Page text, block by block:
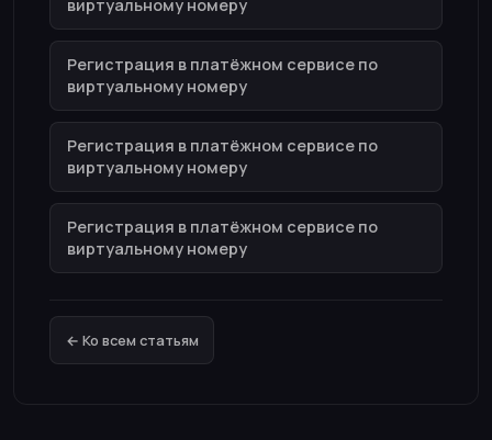
виртуальному номеру
Регистрация в платёжном сервисе по
виртуальному номеру
Регистрация в платёжном сервисе по
виртуальному номеру
Регистрация в платёжном сервисе по
виртуальному номеру
← Ко всем статьям